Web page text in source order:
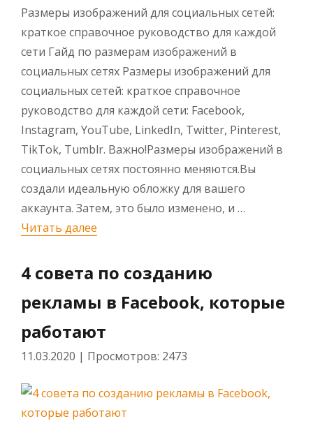
Размеры изображений для социальных сетей:
краткое справочное руководство для каждой
сети Гайд по размерам изображений в
социальных сетях Размеры изображений для
социальных сетей: краткое справочное
руководство для каждой сети: Facebook,
Instagram, YouTube, LinkedIn, Twitter, Pinterest,
TikTok, Tumblr. Важно!Размеры изображений в
социальных сетях постоянно меняются.Вы
создали идеальную обложку для вашего
аккаунта. Затем, это было изменено, и …
Читать далее
4 совета по созданию
рекламы в Facebook, которые
работают
11.03.2020 | Просмотров: 2473